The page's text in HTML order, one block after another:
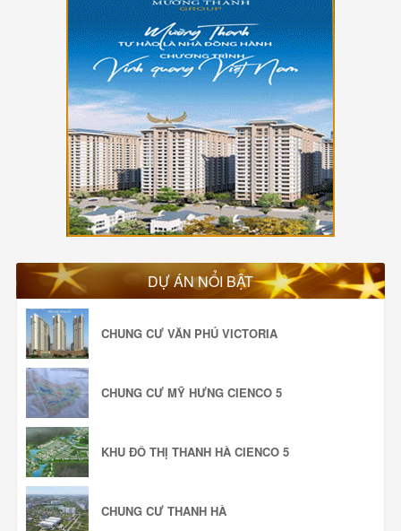
DỰ ÁN NỔI BẬT
CHUNG CƯ VĂN PHÚ VICTORIA
CHUNG CƯ MỸ HƯNG CIENCO 5
KHU ĐÔ THỊ THANH HÀ CIENCO 5
CHUNG CƯ THANH HÀ